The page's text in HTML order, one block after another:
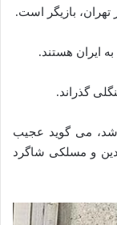
ایران هستند.
گذراند.
شد، می گوید عجیب
و مسلکی شاگرد